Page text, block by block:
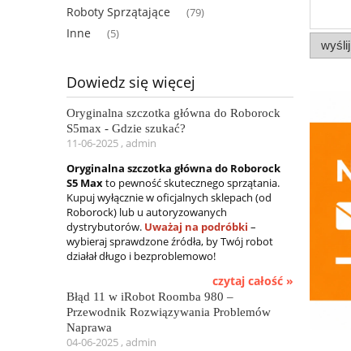
Roboty Sprzątające (79)
Inne (5)
Dowiedz się więcej
Oryginalna szczotka główna do Roborock
S5max - Gdzie szukać?
11-06-2025 , admin
Oryginalna szczotka główna do Roborock
S5 Maxto pewność skutecznego sprzątania.
Kupuj wyłącznie w oficjalnych sklepach (od
Roborock) lub u autoryzowanych
dystrybutorów. Uważaj na podróbki –
wybieraj sprawdzone źródła, by Twój robot
działał długo i bezproblemowo!
czytaj całość »
Błąd 11 w iRobot Roomba 980 –
Przewodnik Rozwiązywania Problemów
Naprawa
04-06-2025 , admin
wyślij